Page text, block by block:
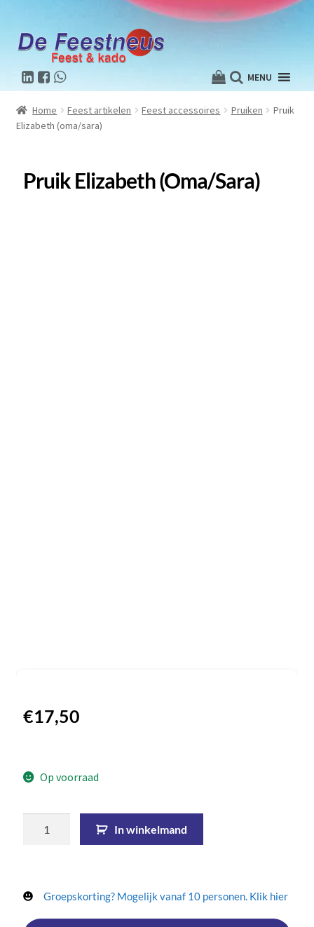
MENU
Home Feest artikelen Feest accessoires Pruiken
Pruik
Elizabeth (oma/sara)
Pruik Elizabeth (oma/sara)
€17,50
Op voorraad
In winkelmand
Groepskorting? Mogelijk vanaf 10 personen. Klik hier